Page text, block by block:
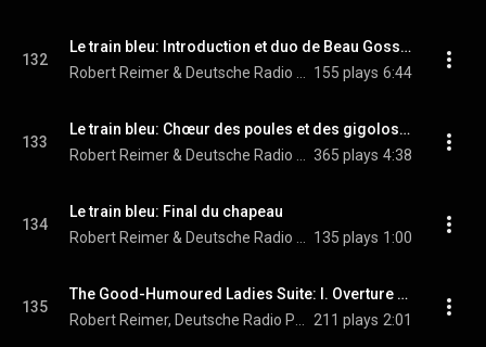
132
Le train bleu: Introduction et duo de Beau Gosse et de Perlouse
155 plays 6:44
133
Le train bleu: Chœur des poules et des gigolos - Fugue de l’engueulade
365 plays 4:38
134
Le train bleu: Final du chapeau
135 plays 1:00
135
The Good-Humoured Ladies Suite: I. Overture - II. Presto (Arr. V. Tommasini for Orchestra)
211 plays 2:01